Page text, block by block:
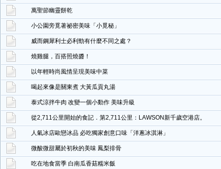
萬聖節幽靈餅乾
小公園旁覓著祕密美味「小覓秘」
威而鋼犀利士必利勁有什麼不同之處？
燒雞腿，百搭照燒醬！
以年輕時尚風情呈現美味中菜
喝起來像是關東煮 大黃瓜貢丸湯
泰式涼拌牛肉 改變一個小動作 美味升級
從2,711公里開始的食記．第2,711公里：LAWSON新千歲空港店。
人氣冰店歐戀冰品 必吃獨家創意口味「洋蔥冰淇淋」
微酸微甜屬於初秋的美味 鳳梨排骨
吃在地食當季 白南瓜香菇糯米飯